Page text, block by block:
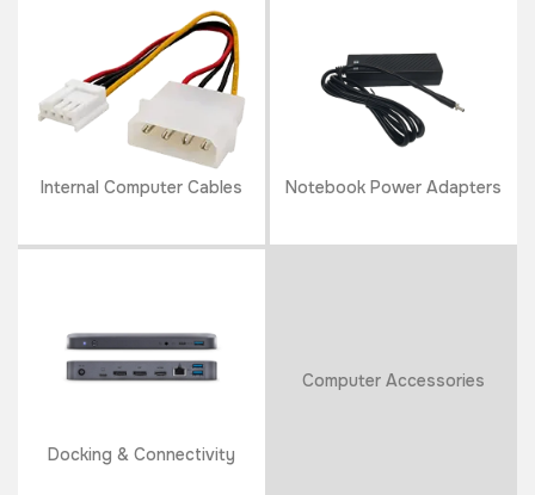
Internal Computer Cables Notebook Power Adapters
Docking & Connectivity
Computer Accessories